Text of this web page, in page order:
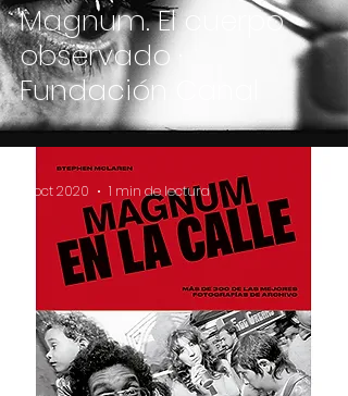
Magnum. El cuerpo
observado ·
Fundación Canal
12 oct 2020 1 min de lectura